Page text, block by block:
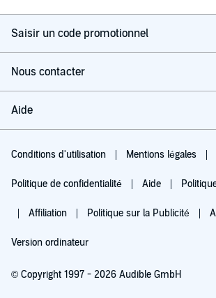
Saisir un code promotionnel
Nous contacter
Aide
Conditions d'utilisation Mentions légales
Politique de confidentialité Aide
Affiliation Politique sur la Publicité
Version ordinateur
© Copyright 1997 - 2026 Audible GmbH